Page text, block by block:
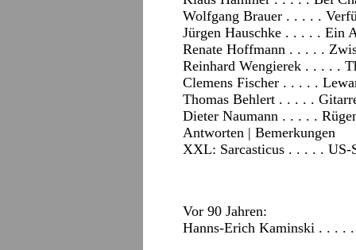
Wolfgang Brauer . . . . .
Jürgen Hauschke . . . . . Ein
Renate Hoffmann . . . . .
Reinhard Wengierek . . . . .
Clemens Fischer . . . . .
Thomas Behlert . . . . .
Dieter Naumann . . . . .
Antworten | Bemerkungen
XXL: Sarcasticus . . . . . US-
Vor 90 Jahren:
Hanns-Erich Kaminski . . . .